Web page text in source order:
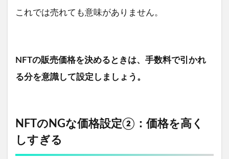
これでは売れても意味がありません。
NFTの販売価格を決めるときは、手数料で引かれ
る分を意識して設定しましょう。
NFTのNGな価格設定②：価格を高く
しすぎる